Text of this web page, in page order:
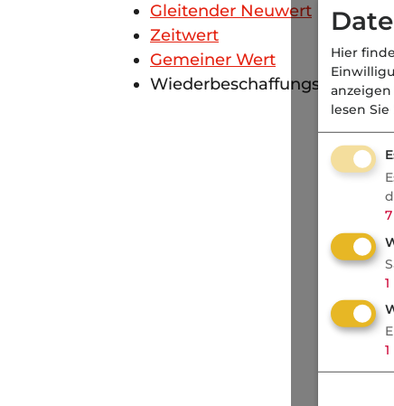
Gleitender Neuwert
Zeitwert
Gemeiner Wert
Wiederbeschaffungswert
Hier
lesen
7
1
1